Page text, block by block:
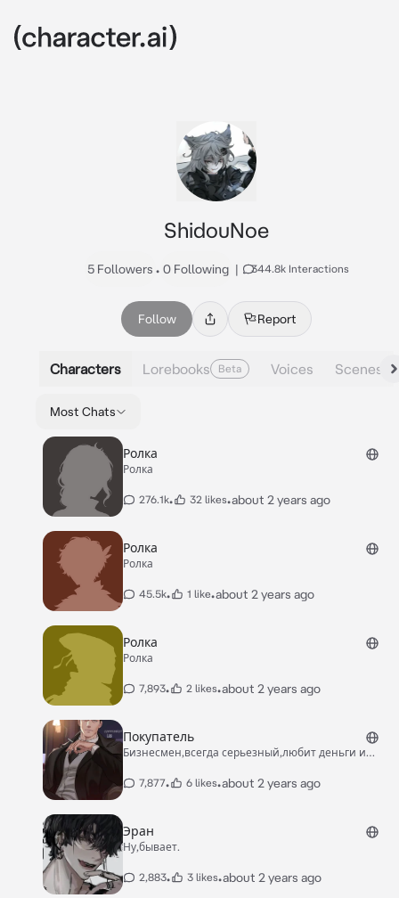
ShidouNoe
5 Followers • 0 Following | 344.8k Interactions
Follow Report
Characters Lorebooks Beta Voices Scenes
Most Chats
Ролка
Ролка
276.1k• 32 likes•about 2 years ago
Ролка
Ролка
45.5k• 1 like•about 2 years ago
Ролка
Ролка
7,893• 2 likes•about 2 years ago
Покупатель
Бизнесмен,всегда серьезный,любит деньги и
7,877• 6 likes•about 2 years ago
Эран
Ну,бывает.
2,883• 3 likes•about 2 years ago